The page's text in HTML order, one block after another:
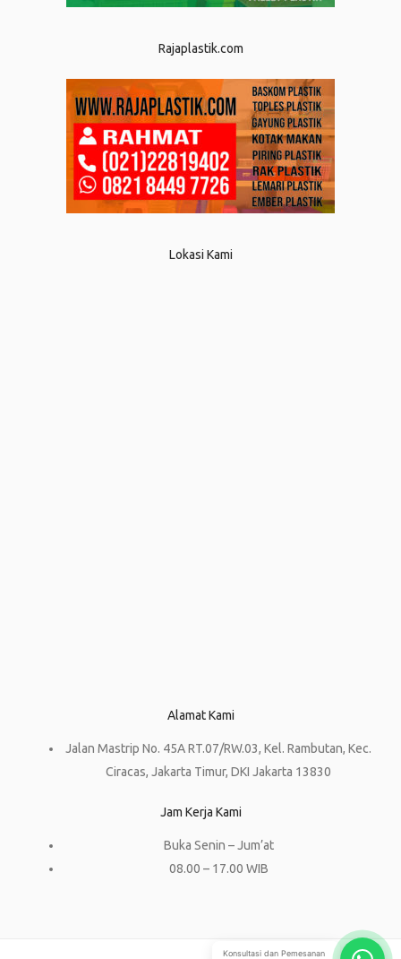
Rajaplastik.com
Lokasi Kami
Alamat Kami
Jalan Mastrip No. 45A RT.07/RW.03, Kel. Rambutan, Kec.
Ciracas, Jakarta Timur, DKI Jakarta 13830
Jam Kerja Kami
Buka Senin – Jum’at
08.00 – 17.00 WIB
Konsultasi dan Pemesanan